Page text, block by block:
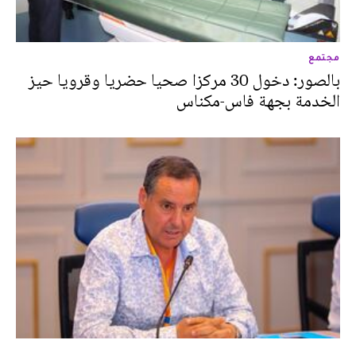
مجتمع
بالصور: دخول 30 مركزا صحيا حضريا وقرويا حيز
الخدمة بجهة فاس-مكناس